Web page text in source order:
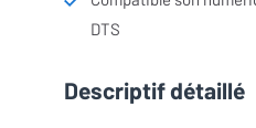
DTS
Descriptif détaillé